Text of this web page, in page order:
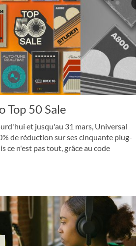
Top 50 Sale
et jusqu'au 31 mars, Universal
de réduction sur ses cinquante plug-
ce n'est pas tout, grâce au code